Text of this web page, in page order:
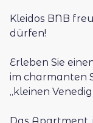
Kleidos BNB
dürfen!
Erleben Sie
im charmanten
„kleinen